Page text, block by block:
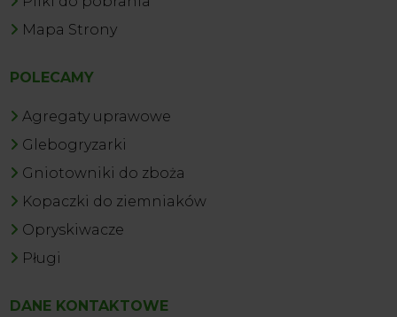
Mapa Strony
POLECAMY
Agregaty uprawowe
Glebogryzarki
Gniotowniki do zboża
Kopaczki do ziemniaków
Opryskiwacze
Pługi
DANE KONTAKTOWE